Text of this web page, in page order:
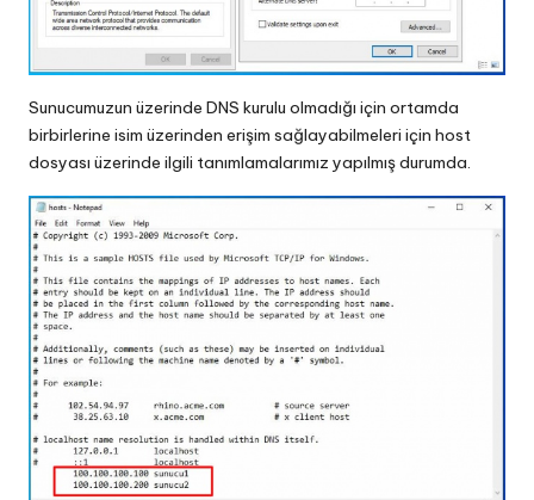
Sunucumuzun üzerinde DNS kurulu olmadığı için ortamda
birbirlerine isim üzerinden erişim sağlayabilmeleri için host
dosyası üzerinde ilgili tanımlamalarımız yapılmış durumda.